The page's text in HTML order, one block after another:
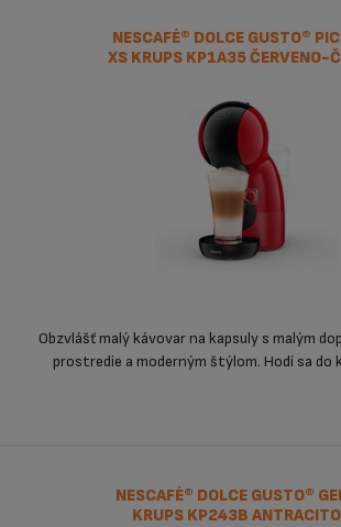
NESCAFÉ® DOLCE GUSTO®
XS KRUPS KP1A35 ČERVENO-
Obzvlášť malý kávovar na kapsuly s malým
prostredie a moderným štýlom. Hodí sa do
NESCAFÉ® DOLCE GUSTO®
KRUPS KP243B